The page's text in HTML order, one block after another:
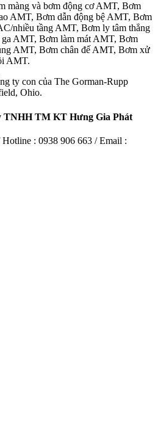
màng và bơm động cơ AMT, Bơm
AMT, Bơm dẫn động bệ AMT, Bơm
nhiều tầng AMT, Bơm ly tâm thẳng
AMT, Bơm làm mát AMT, Bơm
AMT, Bơm chân đế AMT, Bơm xử
AMT.
ty con của The Gorman-Rupp
Ohio.
TNHH TM KT Hưng Gia Phát
: 0938 906 663 / Email :